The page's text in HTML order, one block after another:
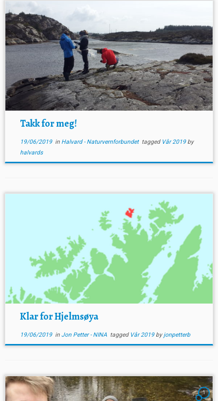
Takk for meg!
19/06/2019in Halvard - Naturvernforbundet tagged Vår 2019 by
halvards
Klar for Hjelmsøya
19/06/2019in Jon Petter - NINA tagged Vår 2019 by jonpetterb
1